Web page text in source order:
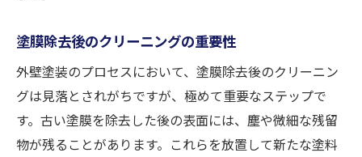
塗膜除去後のクリーニングの重要性
外壁塗装のプロセスにおいて、塗膜除去後のクリーニン
グは見落とされがちですが、極めて重要なステップで
す。古い塗膜を除去した後の表面には、塵や微細な残留
物が残ることがあります。これらを放置して新たな塗料